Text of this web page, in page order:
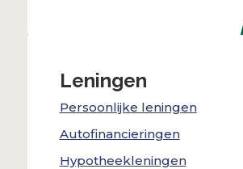
Leningen
Persoonlijke leningen
Autofinancieringen
Hypotheekleningen